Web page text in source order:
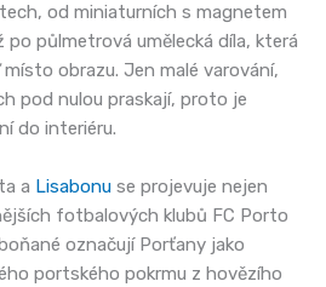
od miniaturních s magnetem
po půlmetrová umělecká díla, která
obrazu. Jen malé varování,
pod nulou praskají, proto je
do interiéru.
a Lisabonu se projevuje nejen
fotbalových klubů FC Porto
označují Porťany jako
portského pokrmu z hovězího